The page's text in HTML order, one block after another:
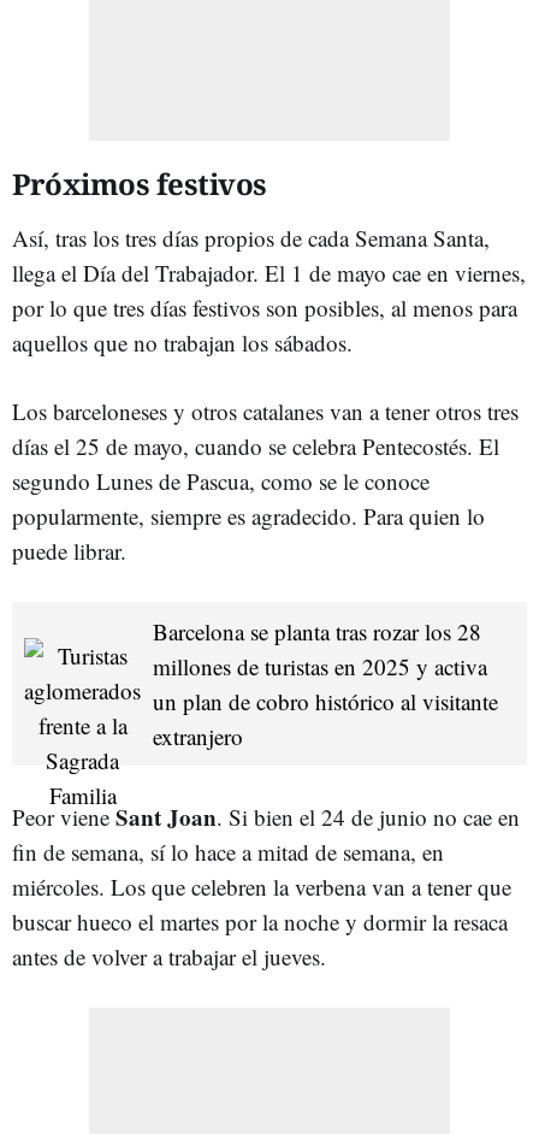
Próximos festivos
Así, tras los tres días propios de cada Semana Santa,
llega el Día del Trabajador. El 1 de mayo cae en viernes,
por lo que tres días festivos son posibles, al menos para
aquellos que no trabajan los sábados.
Los barceloneses y otros catalanes van a tener otros tres
días el 25 de mayo, cuando se celebra Pentecostés. El
segundo Lunes de Pascua, como se le conoce
popularmente, siempre es agradecido. Para quien lo
puede librar.
Barcelona se planta tras rozar los 28
millones de turistas en 2025 y activa
un plan de cobro histórico al visitante
extranjero
Peor viene Sant Joan. Si bien el 24 de junio no cae en
fin de semana, sí lo hace a mitad de semana, en
miércoles. Los que celebren la verbena van a tener que
buscar hueco el martes por la noche y dormir la resaca
antes de volver a trabajar el jueves.